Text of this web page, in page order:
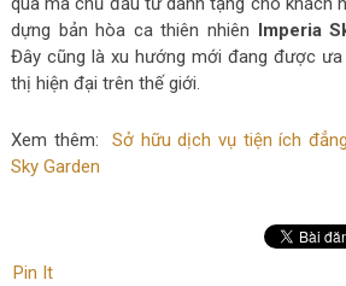
dựng bản hòa ca thiên nhiên Imperia
Đây cũng là xu hướng mới đang được
thị hiện đại trên thế giới.
Xem thêm: Sở hữu dịch vụ tiện ích
Sky Garden
Pin It